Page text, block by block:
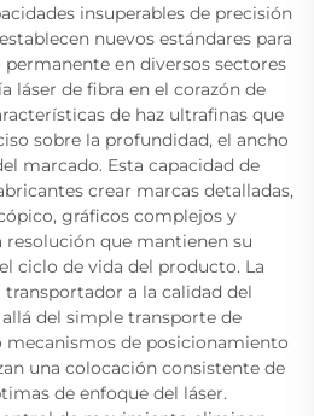
insuperables de precisión
nuevos estándares para
en diversos sectores
láser de fibra en el corazón de
de haz ultrafinas que
sobre la profundidad, el ancho
marcado. Esta capacidad de
crear marcas detalladas,
gráficos complejos y
resolución que mantienen su
ciclo de vida del producto. La
a la calidad del
del simple transporte de
mecanismos de posicionamiento
una colocación consistente de
de enfoque del láser.